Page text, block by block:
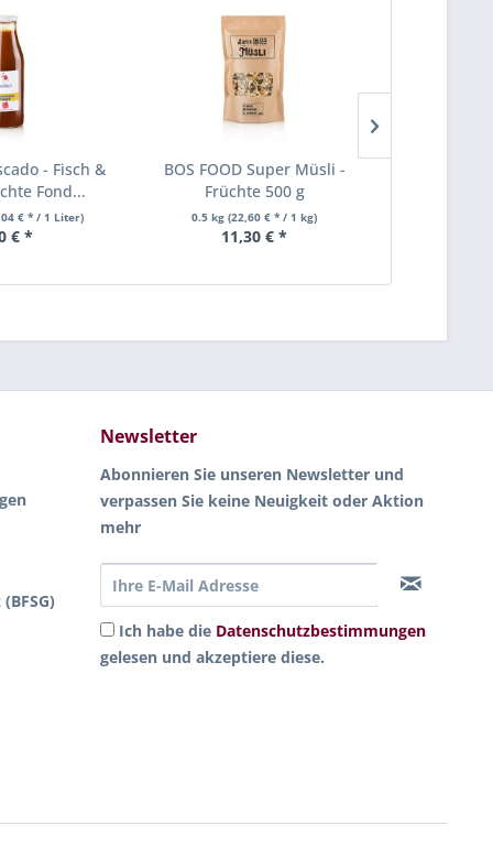
- Fisch &
Fond...
€ * / 1 Liter)
€ *
BOS FOOD Super Müsli -
Früchte 500 g
0.5 kg(22,60 € * / 1 kg)
11,30 € *
Newsletter
Abonnieren Sie unseren Newsletter und
verpassen Sie keine Neuigkeit oder Aktion
mehr
Ich habe die Datenschutzbestimmungen
gelesen und akzeptiere diese.